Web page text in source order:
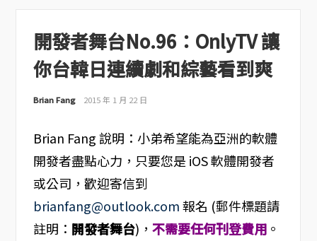
開發者舞台No.96：OnlyTV 讓
你台韓日連續劇和綜藝看到爽
Brian Fang 2015 年 1 月 22 日
Brian Fang 說明：小弟希望能為亞洲的軟體
開發者盡點心力，只要您是 iOS 軟體開發者
或公司，歡迎寄信到
brianfang@outlook.com報名 (郵件標題請
註明： 開發者舞台)， 不需要任何刊登費用。